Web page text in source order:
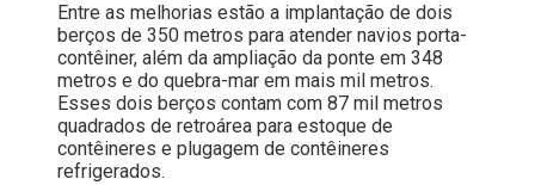
Entre as melhorias estão a implantação de dois
berços de 350 metros para atender navios porta-
contêiner, além da ampliação da ponte em 348
metros e do quebra-mar em mais mil metros.
Esses dois berços contam com 87 mil metros
quadrados de retroárea para estoque de
contêineres e plugagem de contêineres
refrigerados.